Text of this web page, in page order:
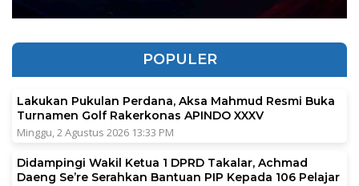
POPULER
Lakukan Pukulan Perdana, Aksa Mahmud Resmi Buka
Turnamen Golf Rakerkonas APINDO XXXV
Minggu, 2 Agustus 2026 13:33 PM
Didampingi Wakil Ketua 1 DPRD Takalar, Achmad
Daeng Se’re Serahkan Bantuan PIP Kepada 106 Pelajar